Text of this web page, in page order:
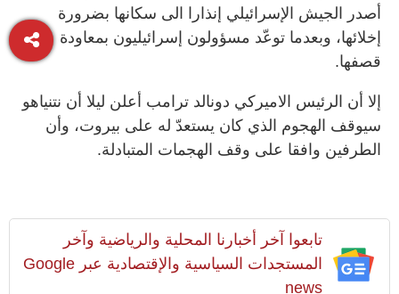
أصدر الجيش الإسرائيلي إنذارا الى سكانها بضرورة
إخلائها، وبعدما توعّد مسؤولون إسرائيليون بمعاودة
قصفها.
إلا أن الرئيس الاميركي دونالد ترامب أعلن ليلا أن نتنياهو
سيوقف الهجوم الذي كان يستعدّ له على بيروت، وأن
الطرفين وافقا على وقف الهجمات المتبادلة.
تابعوا آخر أخبارنا المحلية والرياضية وآخر
المستجدات السياسية والإقتصادية عبر Google
news